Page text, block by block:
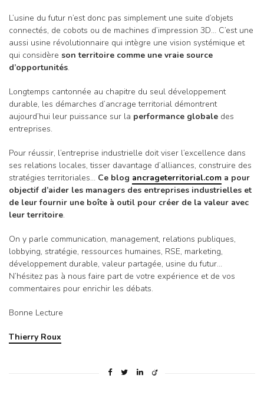
L’usine du futur n’est donc pas simplement une suite d’objets
connectés, de cobots ou de machines d’impression 3D… C’est une
aussi usine révolutionnaire qui intègre une vision systémique et
qui considère son territoire comme une vraie source
d’opportunités.
Longtemps cantonnée au chapitre du seul développement
durable, les démarches d’ancrage territorial démontrent
aujourd’hui leur puissance sur la performance globale des
entreprises.
Pour réussir, l’entreprise industrielle doit viser l’excellence dans
ses relations locales, tisser davantage d’alliances, construire des
stratégies territoriales… Ce blog ancrageterritorial.com a pour
objectif d’aider les managers des entreprises industrielles et
de leur fournir une boîte à outil pour créer de la valeur avec
leur territoire.
On y parle communication, management, relations publiques,
lobbying, stratégie, ressources humaines, RSE, marketing,
développement durable, valeur partagée, usine du futur…
N’hésitez pas à nous faire part de votre expérience et de vos
commentaires pour enrichir les débats.
Bonne Lecture
Thierry Roux